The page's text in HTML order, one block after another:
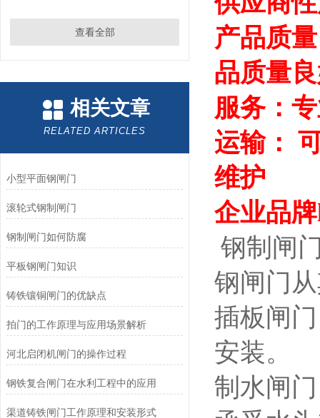
查看全部
相关文章
RELATED ARTICLES
小型平面钢闸门
滚轮式钢制闸门
钢制闸门如何防腐
平板钢闸门知识
铸铁镶铜闸门的优缺点
拍门的工作原理与应用场景解析
河北启闭机闸门的操作过程
钢铁复合闸门在水利工程中的应用
渠道铸铁闸门工作原理和安装形式
产品质
品质量
服务：
运输：
维护
企业品
钢制闸
钢闸门
插板闸
安装。
制水闸